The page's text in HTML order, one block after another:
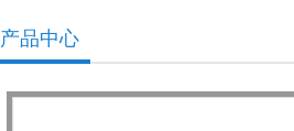
产品中心